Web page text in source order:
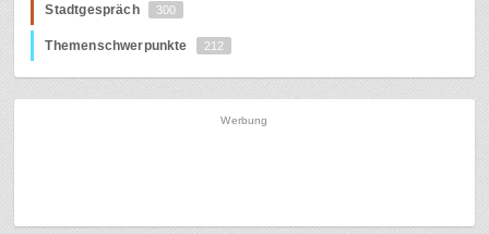
Stadtgespräch 300
Themenschwerpunkte 212
Werbung